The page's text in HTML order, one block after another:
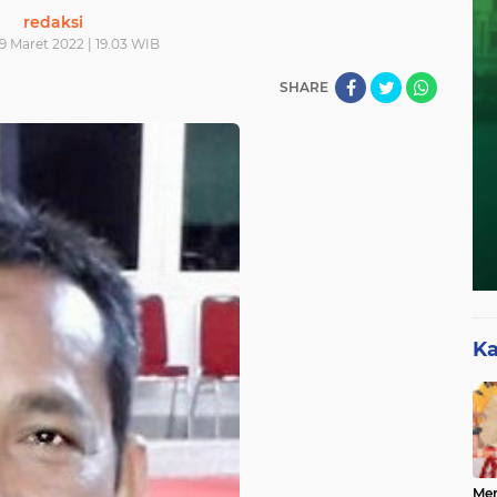
redaksi
Maret 2022 | 19.03 WIB
SHARE